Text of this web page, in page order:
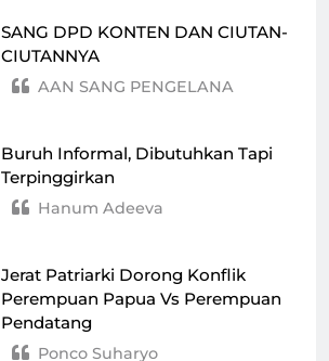
SANG DPD KONTEN DAN CIUTAN-
CIUTANNYA
AAN SANG PENGELANA
Buruh Informal, Dibutuhkan Tapi
Terpinggirkan
Hanum Adeeva
Jerat Patriarki Dorong Konflik
Perempuan Papua Vs Perempuan
Pendatang
Ponco Suharyo